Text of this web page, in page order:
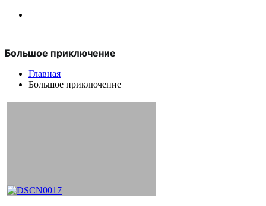
Большое приключение
Главная
Большое приключение